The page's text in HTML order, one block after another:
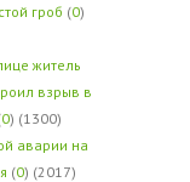
гроб (0)
житель
взрыв в
0) (1300)
аварии на
(0) (2017)